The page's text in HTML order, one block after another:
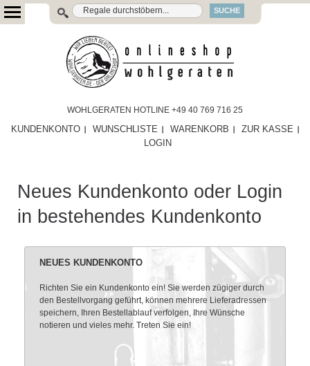
SUCHE
WOHLGERATEN HOTLINE +49 40 769 716 25
KUNDENKONTO WUNSCHLISTE WARENKORB
ZUR KASSE
LOGIN
Neues Kundenkonto oder Login
in bestehendes Kundenkonto
NEUES KUNDENKONTO
Richten Sie ein Kundenkonto ein! Sie werden zügiger durch
den Bestellvorgang geführt, können mehrere Lieferadressen
speichern, Ihren Bestellablauf verfolgen, Ihre Wünsche
notieren und vieles mehr. Treten Sie ein!